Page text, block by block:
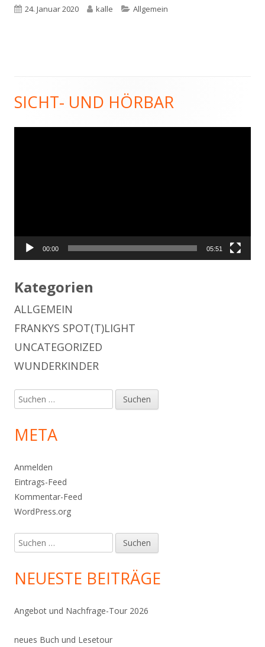
Fenster
Veröffentlicht
24. Januar 2020 Autor
kalle Kategorien
Allgemein
Haupt-
Seitenleiste
SICHT- UND HÖRBAR
00:00 05:51
Kategorien
ALLGEMEIN
FRANKYS SPOT(T)LIGHT
UNCATEGORIZED
WUNDERKINDER
Suchen
nach:
META
Anmelden
Eintrags-Feed
Kommentar-Feed
WordPress.org
Suchen
nach:
NEUESTE BEITRÄGE
Angebot und Nachfrage-Tour 2026
neues Buch und Lesetour